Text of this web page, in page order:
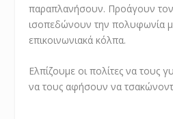
παραπλανήσουν. Προάγουν τον
ισοπεδώνουν την πολυφωνία
επικοινωνιακά κόλπα.
Ελπίζουμε οι πολίτες να τους
να τους αφήσουν να